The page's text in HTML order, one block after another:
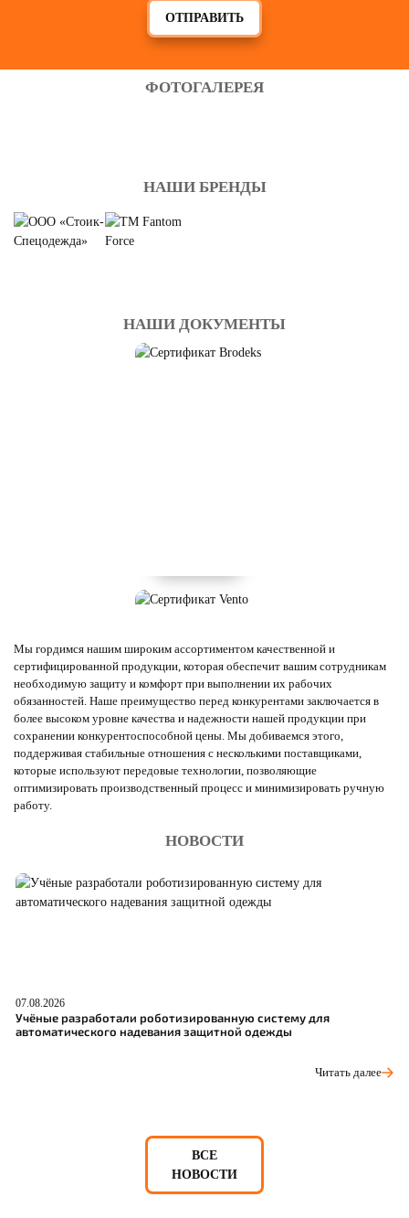
ОТПРАВИТЬ
ФОТОГАЛЕРЕЯ
НАШИ БРЕНДЫ
НАШИ ДОКУМЕНТЫ
Мы гордимся нашим широким ассортиментом качественной и
сертифицированной продукции, которая обеспечит вашим сотрудникам
необходимую защиту и комфорт при выполнении их рабочих
обязанностей. Наше преимущество перед конкурентами заключается в
более высоком уровне качества и надежности нашей продукции при
сохранении конкурентоспособной цены. Мы добиваемся этого,
поддерживая стабильные отношения с несколькими поставщиками,
которые используют передовые технологии, позволяющие
оптимизировать производственный процесс и минимизировать ручную
работу.
НОВОСТИ
07.08.2026
Учёные разработали роботизированную систему для
автоматического надевания защитной одежды
Читать далее
ВСЕ
НОВОСТИ